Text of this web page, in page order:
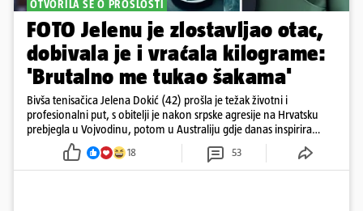
OTVORILA SE O PROŠLOSTI
FOTO Jelenu je zlostavljao otac,
dobivala je i vraćala kilograme:
'Brutalno me tukao šakama'
Bivša tenisačica Jelena Dokić (42) prošla je težak životni i
profesionalni put, s obitelji je nakon srpske agresije na Hrvatsku
prebjegla u Vojvodinu, potom u Australiju gdje danas inspirira
18 53